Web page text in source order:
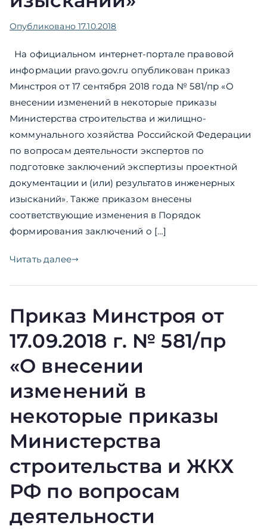
Опубликовано 17.10.2018
На официальном интернет-портале правовой
информации pravo.gov.ru опубликован приказ
Минстроя от 17 сентября 2018 года № 581/пр «О
внесении изменений в некоторые приказы
Министерства строительства и жилищно-
коммунального хозяйства Российской Федерации
по вопросам деятельности экспертов по
подготовке заключений экспертизы проектной
документации и (или) результатов инженерных
изысканий». Также приказом внесены
соответствующие изменения в Порядок
формирования заключений о […]
Читать далее
Приказ Минстроя от
17.09.2018 г. № 581/пр
«О внесении
изменений в
некоторые приказы
Министерства
строительства и ЖКХ
РФ по вопросам
деятельности